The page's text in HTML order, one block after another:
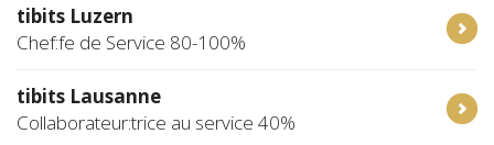
tibits Luzern
Chef:fe de Service 80-100%
tibits Lausanne
Collaborateur:trice au service 40%